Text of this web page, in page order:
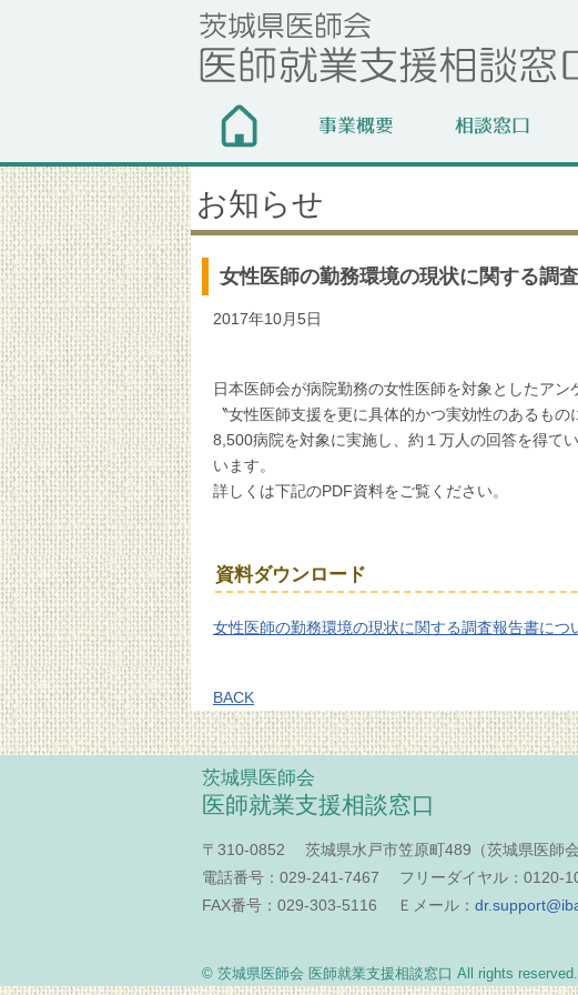
お知らせ
女性医師の勤務環境の現状に関する調
2017年10月5日
日本医師会が病院勤務の女性医師を対象としたアン
〝女性医師支援を更に具体的かつ実効性のあるも
8,500病院を対象に実施し、約１万人の回答を得て
います。
詳しくは下記のPDF資料をご覧ください。
資料ダウンロード
女性医師の勤務環境の現状に関する調査報告書につ
BACK
茨城県医師会
医師就業支援相談窓口
〒310-0852 茨城県水戸市笠原町489（茨城県医師会
電話番号：029-241-7467 フリーダイヤル：0120-
FAX番号：029-303-5116 Ｅメール：
© 茨城県医師会 医師就業支援相談窓口 All rights reserved.